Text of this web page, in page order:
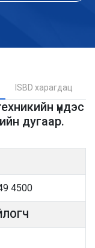
ISBD харагдац
үндэс
дугаар.
4500